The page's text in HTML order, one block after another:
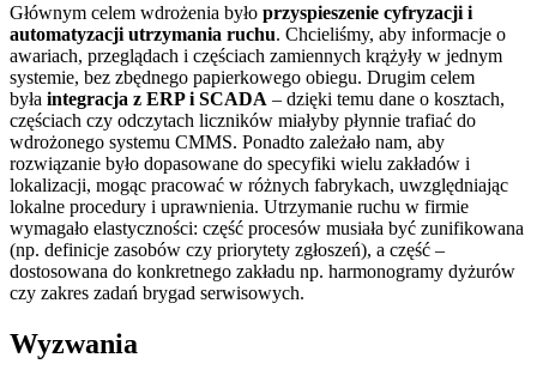
Głównym celem wdrożenia było przyspieszenie cyfryzacji i
automatyzacji utrzymania ruchu. Chcieliśmy, aby informacje o
awariach, przeglądach i częściach zamiennych krążyły w jednym
systemie, bez zbędnego papierkowego obiegu. Drugim celem
była integracja z ERP i SCADA – dzięki temu dane o kosztach,
częściach czy odczytach liczników miałyby płynnie trafiać do
wdrożonego systemu CMMS. Ponadto zależało nam, aby
rozwiązanie było dopasowane do specyfiki wielu zakładów i
lokalizacji, mogąc pracować w różnych fabrykach, uwzględniając
lokalne procedury i uprawnienia. Utrzymanie ruchu w firmie
wymagało elastyczności: część procesów musiała być zunifikowana
(np. definicje zasobów czy priorytety zgłoszeń), a część –
dostosowana do konkretnego zakładu np. harmonogramy dyżurów
czy zakres zadań brygad serwisowych.
Wyzwania